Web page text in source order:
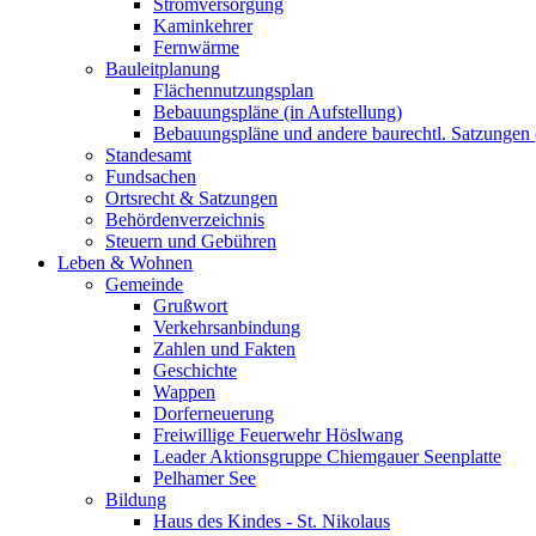
Stromversorgung
Kaminkehrer
Fernwärme
Bauleitplanung
Flächennutzungsplan
Bebauungspläne (in Aufstellung)
Bebauungspläne und andere baurechtl.
Standesamt
Fundsachen
Ortsrecht & Satzungen
Behördenverzeichnis
Steuern und Gebühren
Leben & Wohnen
Gemeinde
Grußwort
Verkehrsanbindung
Zahlen und Fakten
Geschichte
Wappen
Dorferneuerung
Freiwillige Feuerwehr Höslwang
Leader Aktionsgruppe Chiemgauer Seenplatte
Pelhamer See
Bildung
Haus des Kindes - St. Nikolaus